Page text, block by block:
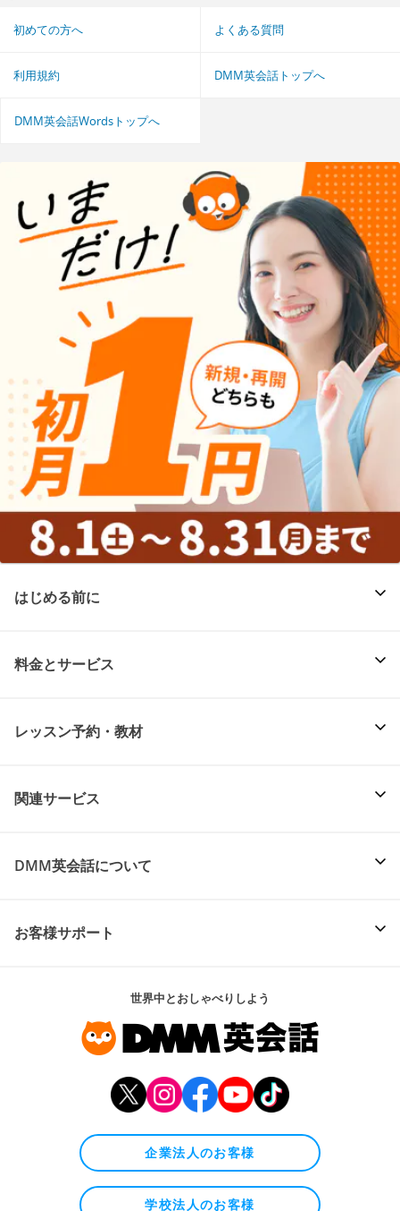
初めての方へ よくある質問
利用規約 DMM英会話トップへ
DMM英会話Wordsトップへ
はじめる前に
料金とサービス
レッスン予約・教材
関連サービス
DMM英会話について
お客様サポート
世界中とおしゃべりしよう
企業法人のお客様
学校法人のお客様